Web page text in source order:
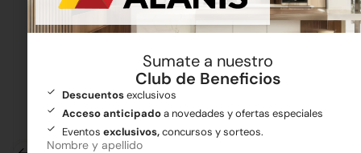
Sumate a nuestro
Club de Beneficios
Descuentosexclusivos
Acceso anticipadoa novedades y ofertas especiales
Eventos exclusivos,concursos y sorteos.
Nombre y apellido